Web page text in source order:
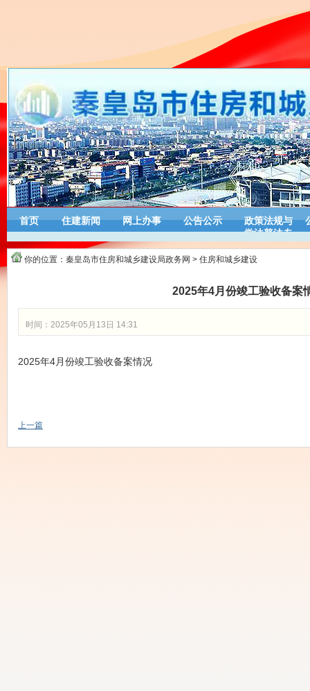
首页 住建新闻 网上办事 公告公示
政策法规与
学法普法专
你的位置： 秦皇岛市住房和城乡建设局政务网 > 住房和城乡建设
2025年4月份竣工验收备案
时间：2025年05月13日 14:31
2025年4月份竣工验收备案情况
上一篇